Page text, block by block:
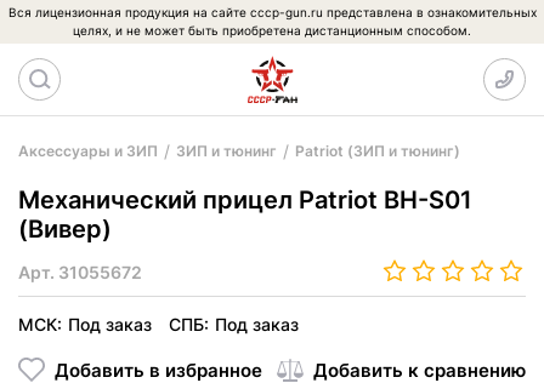
Вся лицензионная продукция на сайте cccp-gun.ru представлена в ознакомительных
целях, и не может быть приобретена дистанционным способом.
Аксессуары и ЗИП ЗИП и тюнинг Patriot (ЗИП и тюнинг)
Механический прицел Patriot BH-S01
(Вивер)
Арт. 31055672
МСК: Под заказ СПБ: Под заказ
Добавить в избранное Добавить к сравнению